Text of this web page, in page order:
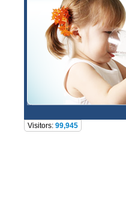
Visitors: 99,945